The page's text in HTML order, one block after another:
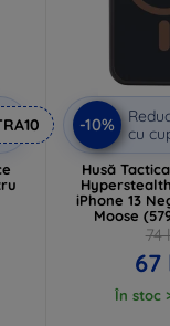
-10%
cu
Husă
iPhone 13
Moose
74
67
În stoc